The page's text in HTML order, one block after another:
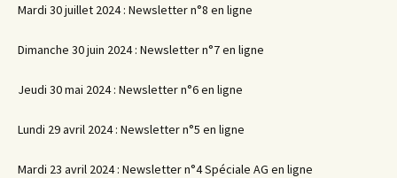
Mardi 30 juillet 2024 : Newsletter n°8 en ligne
Dimanche 30 juin 2024 : Newsletter n°7 en ligne
Jeudi 30 mai 2024 : Newsletter n°6 en ligne
Lundi 29 avril 2024 : Newsletter n°5 en ligne
Mardi 23 avril 2024 : Newsletter n°4 Spéciale AG en ligne